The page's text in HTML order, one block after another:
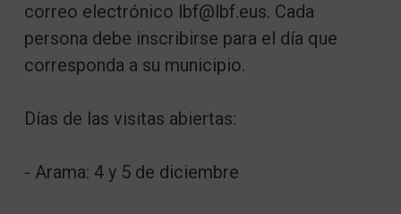
correo electrónico lbf@lbf.eus. Cada
persona debe inscribirse para el día que
corresponda a su municipio.
Días de las visitas abiertas:
- Arama: 4 y 5 de diciembre